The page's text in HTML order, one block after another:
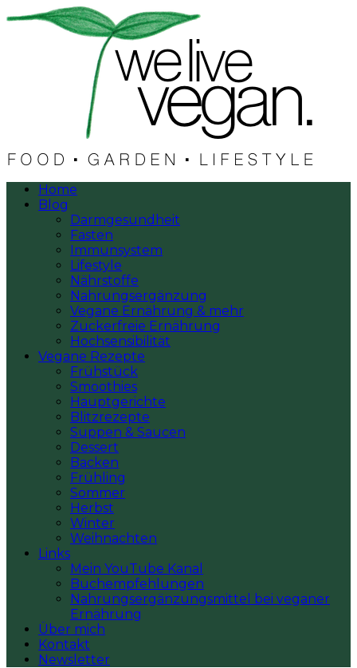
Home
Blog
Darmgesundheit
Fasten
Immunsystem
Lifestyle
Nährstoffe
Nahrungsergänzung
Vegane Ernährung & mehr
Zuckerfreie Ernährung
Hochsensibilität
Vegane Rezepte
Frühstück
Smoothies
Hauptgerichte
Blitzrezepte
Suppen & Saucen
Dessert
Backen
Frühling
Sommer
Herbst
Winter
Weihnachten
Links
Mein YouTube Kanal
Buchempfehlungen
Nahrungsergänzungsmittel bei veganer
Ernährung
Über mich
Kontakt
Newsletter